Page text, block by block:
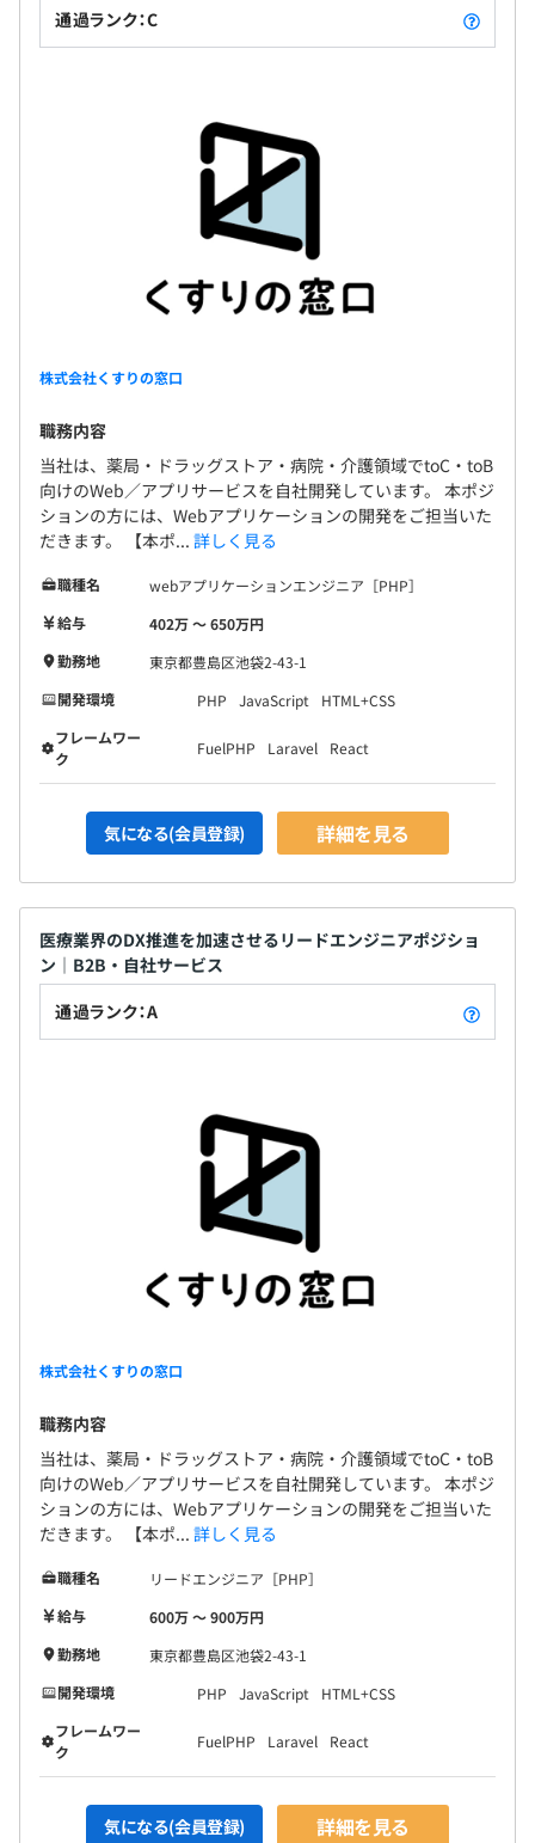
通過ランク：C
株式会社くすりの窓口
職務内容
当社は、薬局・ドラッグストア・病院・介護領域でtoC・toB
向けのWeb／アプリサービスを自社開発しています。 本ポジ
ションの方には、Webアプリケーションの開発をご担当いた
だきます。 【本ポ... 詳しく見る
職種名
webアプリケーションエンジニア［PHP］
給与
402万 〜 650万円
勤務地
東京都豊島区池袋2-43-1
開発環境
PHP JavaScript
HTML+CSS
フレームワー
ク
FuelPHP Laravel React
気になる(会員登録) 詳細を見る
医療業界のDX推進を加速させるリードエンジニアポジショ
ン｜B2B・自社サービス
通過ランク：A
株式会社くすりの窓口
職務内容
当社は、薬局・ドラッグストア・病院・介護領域でtoC・toB
向けのWeb／アプリサービスを自社開発しています。 本ポジ
ションの方には、Webアプリケーションの開発をご担当いた
だきます。 【本ポ... 詳しく見る
職種名
リードエンジニア［PHP］
給与
600万 〜 900万円
勤務地
東京都豊島区池袋2-43-1
開発環境
PHP JavaScript
HTML+CSS
フレームワー
ク
FuelPHP Laravel React
気になる(会員登録) 詳細を見る